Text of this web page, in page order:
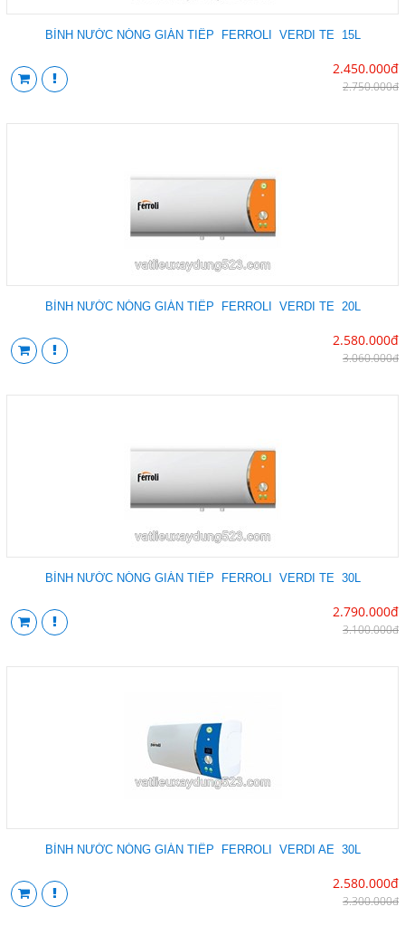
BÌNH NƯỚC NÓNG GIÁN TIẾP FERROLI VERDI TE 15L
2.450.000đ
2.750.000đ
BÌNH NƯỚC NÓNG GIÁN TIẾP FERROLI VERDI TE 20L
2.580.000đ
3.060.000đ
BÌNH NƯỚC NÓNG GIÁN TIẾP FERROLI VERDI TE 30L
2.790.000đ
3.100.000đ
BÌNH NƯỚC NÓNG GIÁN TIẾP FERROLI VERDI AE 30L
2.580.000đ
3.300.000đ